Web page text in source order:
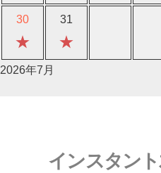
30
★
31
★
2026年7月
インスタン